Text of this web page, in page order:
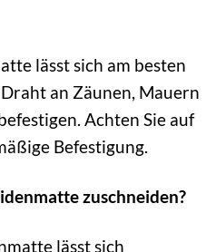
lässt sich am besten
an Zäunen, Mauern
Achten Sie auf
Befestigung.
zuschneiden?
lässt sich